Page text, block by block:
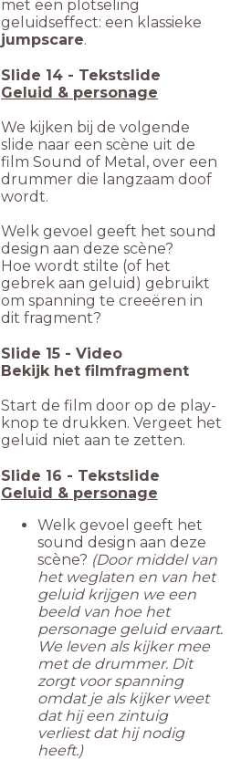
met een plotseling
geluidseffect: een klassieke
jumpscare.
Slide 14 - Tekstslide
Geluid & personage
We kijken bij de volgende
slide naar een scène uit de
film Sound of Metal, over een
drummer die langzaam doof
wordt.
Welk gevoel geeft het sound
design aan deze scène?
Hoe wordt stilte (of het
gebrek aan geluid) gebruikt
om spanning te creeëren in
dit fragment?
Slide 15 - Video
Bekijk het filmfragment
Start de film door op de play-
knop te drukken. Vergeet het
geluid niet aan te zetten.
Slide 16 - Tekstslide
Geluid & personage
Welk gevoel geeft het
sound design aan deze
scène? (Door middel van
het weglaten en van het
geluid krijgen we een
beeld van hoe het
personage geluid ervaart.
We leven als kijker mee
met de drummer. Dit
zorgt voor spanning
omdat je als kijker weet
dat hij een zintuig
verliest dat hij nodig
heeft.)